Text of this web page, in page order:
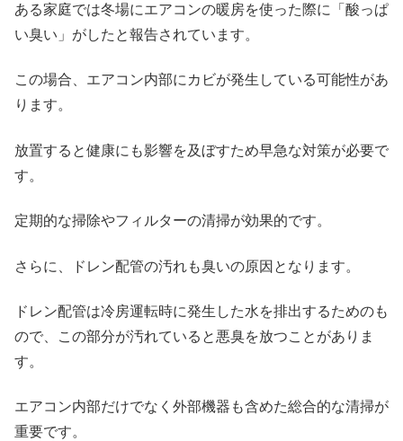
ある家庭では冬場にエアコンの暖房を使った際に「酸っぱ
い臭い」がしたと報告されています。
この場合、エアコン内部にカビが発生している可能性があ
ります。
放置すると健康にも影響を及ぼすため早急な対策が必要で
す。
定期的な掃除やフィルターの清掃が効果的です。
さらに、ドレン配管の汚れも臭いの原因となります。
ドレン配管は冷房運転時に発生した水を排出するためのも
ので、この部分が汚れていると悪臭を放つことがありま
す。
エアコン内部だけでなく外部機器も含めた総合的な清掃が
重要です。